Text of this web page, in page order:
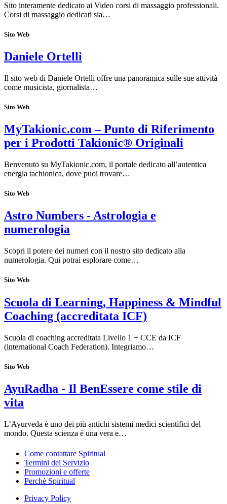
Sito interamente dedicato ai Video corsi di massaggio professionali.
Corsi di massaggio dedicati sia…
Sito Web
Daniele Ortelli
Il sito web di Daniele Ortelli offre una panoramica sulle sue attività
come musicista, giornalista…
Sito Web
MyTakionic.com – Punto di Riferimento
per i Prodotti Takionic® Originali
Benvenuto su MyTakionic.com, il portale dedicato all’autentica
energia tachionica, dove puoi trovare…
Sito Web
Astro Numbers - Astrologia e
numerologia
Scopri il potere dei numeri con il nostro sito dedicato alla
numerologia. Qui potrai esplorare come…
Sito Web
Scuola di Learning, Happiness & Mindful
Coaching (accreditata ICF)
Scuola di coaching accreditata Livello 1 + CCE da ICF
(international Coach Federation). Integriamo…
Sito Web
AyuRadha - Il BenEssere come stile di
vita
L’Ayurveda è uno dei più antichi sistemi medici scientifici del
mondo. Questa scienza è una vera e…
Come contattare Spiritual
Termini del Servizio
Promozioni e offerte
Perchè Spiritual
Privacy Policy